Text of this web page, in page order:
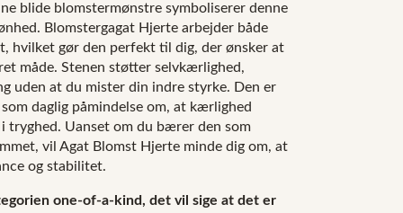
blide blomstermønstre symboliserer denne
Blomstergagat Hjerte arbejder både
hvilket gør den perfekt til dig, der ønsker at
måde. Stenen støtter selvkærlighed,
uden at du mister din indre styrke. Den er
daglig påmindelse om, at kærlighed
Uanset om du bærer den som
vil Agat Blomst Hjerte minde dig om, at
og stabilitet.
one-of-a-kind, det vil sige at det er